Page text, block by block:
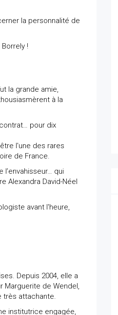
la personnalité de
!
la grande amie,
à la
pour dix
l'une des rares
de France.
qui
Alexandra David-Néel
avant l'heure,
Depuis 2004, elle a
Marguerite de Wendel,
très attachante.
institutrice engagée,